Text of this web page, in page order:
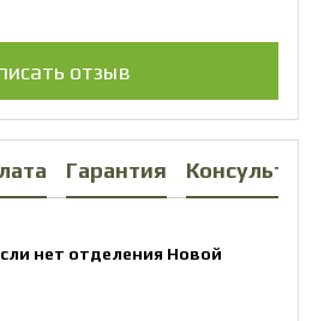
отзыв
Гарантия
нет отделения Новой